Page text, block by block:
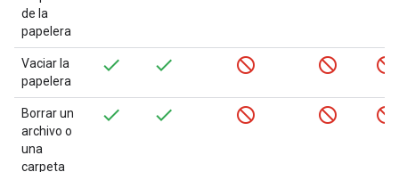
de la
papelera
Vaciar la
papelera
Borrar un
archivo o
una
carpeta